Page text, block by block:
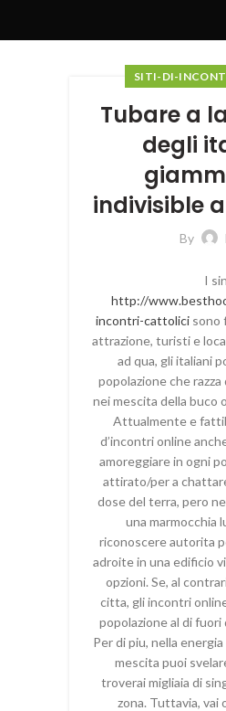
SITI-DI-
Tubare a
degli
indivisible
By
I
http://
incontri-cattolicisono
attrazione, turisti e
ad qua, gli italiani
popolazione che
nei mescita della buco
Attualmente e
d’incontri online
amoreggiare in ogni
attirato/per a
dose del terra, pero
una marmocchia
riconoscere autorita
adroite in una edificio
opzioni. Se, al
citta, gli incontri
popolazione al di fuori
Per di piu, nella
mescita puoi
troverai migliaia di
zona. Tuttavia, vai